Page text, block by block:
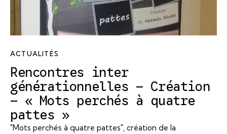
ACTUALITÉS
Rencontres inter
générationnelles – Création
– « Mots perchés à quatre
pattes »
"Mots perchés à quatre pattes", création de la